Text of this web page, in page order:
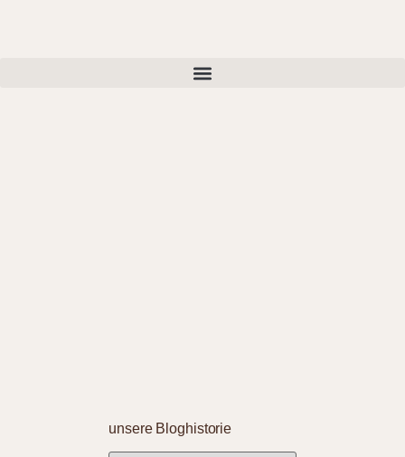
unsere Bloghistorie